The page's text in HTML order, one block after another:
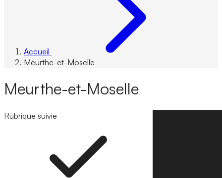
Accueil
Meurthe-et-Moselle
Meurthe-et-Moselle
Rubrique suivie